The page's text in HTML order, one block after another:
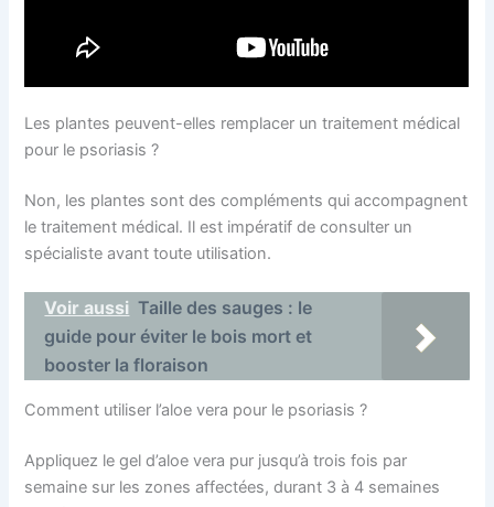
Les plantes peuvent-elles remplacer un traitement médical
pour le psoriasis ?
Non, les plantes sont des compléments qui accompagnent
le traitement médical. Il est impératif de consulter un
spécialiste avant toute utilisation.
Voir aussi Taille des sauges : le
guide pour éviter le bois mort et
booster la floraison
Comment utiliser l’aloe vera pour le psoriasis ?
Appliquez le gel d’aloe vera pur jusqu’à trois fois par
semaine sur les zones affectées, durant 3 à 4 semaines